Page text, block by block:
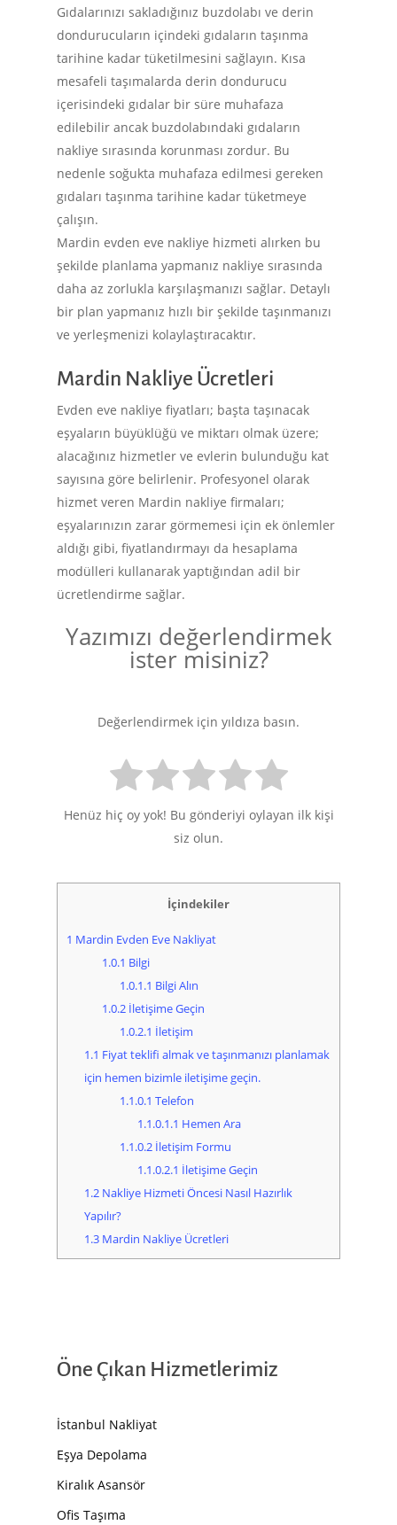
Gıdalarınızı sakladığınız buzdolabı ve derin
dondurucuların içindeki gıdaların taşınma
tarihine kadar tüketilmesini sağlayın. Kısa
mesafeli taşımalarda derin dondurucu
içerisindeki gıdalar bir süre muhafaza
edilebilir ancak buzdolabındaki gıdaların
nakliye sırasında korunması zordur. Bu
nedenle soğukta muhafaza edilmesi gereken
gıdaları taşınma tarihine kadar tüketmeye
çalışın.
Mardin evden eve nakliye hizmeti alırken bu
şekilde planlama yapmanız nakliye sırasında
daha az zorlukla karşılaşmanızı sağlar. Detaylı
bir plan yapmanız hızlı bir şekilde taşınmanızı
ve yerleşmenizi kolaylaştıracaktır.
Mardin Nakliye Ücretleri
Evden eve nakliye fiyatları; başta taşınacak
eşyaların büyüklüğü ve miktarı olmak üzere;
alacağınız hizmetler ve evlerin bulunduğu kat
sayısına göre belirlenir. Profesyonel olarak
hizmet veren Mardin nakliye firmaları;
eşyalarınızın zarar görmemesi için ek önlemler
aldığı gibi, fiyatlandırmayı da hesaplama
modülleri kullanarak yaptığından adil bir
ücretlendirme sağlar.
Yazımızı değerlendirmek
ister misiniz?
Değerlendirmek için yıldıza basın.
Henüz hiç oy yok! Bu gönderiyi oylayan ilk kişi
siz olun.
İçindekiler
1 Mardin Evden Eve Nakliyat
1.0.1 Bilgi
1.0.1.1 Bilgi Alın
1.0.2İletişime Geçin
1.0.2.1 İletişim
1.1 Fiyat teklifi almak ve taşınmanızı planlamak
için hemen bizimle iletişime geçin.
1.1.0.1 Telefon
1.1.0.1.1 Hemen Ara
1.1.0.2İletişim Formu
1.1.0.2.1 İletişime Geçin
1.2Nakliye Hizmeti Öncesi Nasıl Hazırlık
Yapılır?
1.3Mardin Nakliye Ücretleri
Öne Çıkan Hizmetlerimiz
İstanbul Nakliyat
Eşya Depolama
Kiralık Asansör
Ofis Taşıma
Üniversite Taşıma
Hastane Taşıma
Fuar Taşıma
Banka Taşıma
Şehirlerarası Nakliyat
Fabrika Taşıma |
Şehir İçi Nakliyat
Blog
İletişim
Altayçeşme mh begonya sk
/A Maltepe İSTANBUL
0532 744 49 16
0532 644 63 71